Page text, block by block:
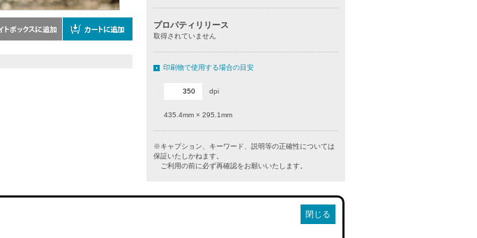
プロパティリリース
取得されていません
印刷物で使用する場合の目安
dpi
435.4mm × 295.1mm
※キャプション、キーワード、説明等の正確性については
保証いたしかねます。
ご利用の前に必ず再確認をお願いいたします。
閉じる